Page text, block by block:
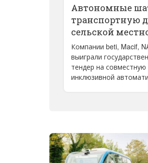
Автономные
транспортную
сельской
Компании beti, Macif,
выиграли
тендер на совместную
инклюзивной